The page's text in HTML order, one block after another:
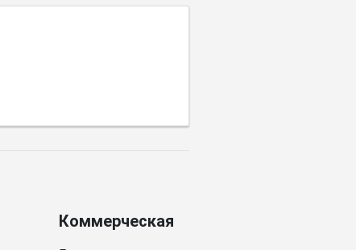
Коммерческая